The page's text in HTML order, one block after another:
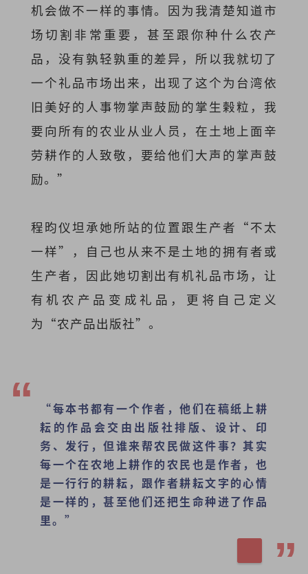
机会做不一样的事情。因为我清楚知道市
场切割非常重要，甚至跟你种什么农产
品，没有孰轻孰重的差异，所以我就切了
一个礼品市场出来，出现了这个为台湾依
旧美好的人事物掌声鼓励的掌生榖粒，我
要向所有的农业从业人员，在土地上面辛
劳耕作的人致敬，要给他们大声的掌声鼓
励。”
程昀仪坦承她所站的位置跟生产者“不太
一样”，自己也从来不是土地的拥有者或
生产者，因此她切割出有机礼品市场，让
有机农产品变成礼品，更将自己定义
为“农产品出版社”。
“每本书都有一个作者，他们在稿纸上耕
耘的作品会交由出版社排版、设计、印
务、发行，但谁来帮农民做这件事？其实
每一个在农地上耕作的农民也是作者，也
是一行行的耕耘，跟作者耕耘文字的心情
是一样的，甚至他们还把生命种进了作品
里。”